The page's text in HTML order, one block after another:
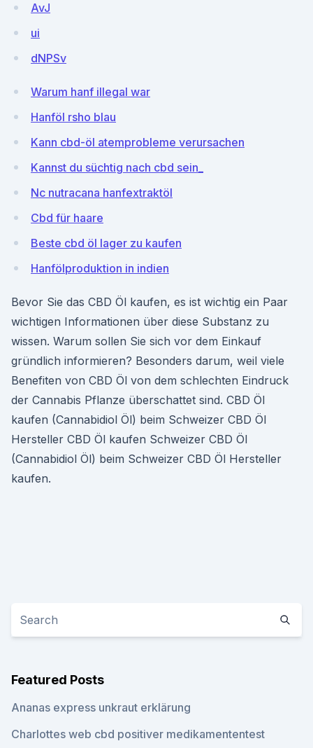
AvJ
ui
dNPSv
Warum hanf illegal war
Hanföl rsho blau
Kann cbd-öl atemprobleme verursachen
Kannst du süchtig nach cbd sein_
Nc nutracana hanfextraktöl
Cbd für haare
Beste cbd öl lager zu kaufen
Hanfölproduktion in indien
Bevor Sie das CBD Öl kaufen, es ist wichtig ein Paar
wichtigen Informationen über diese Substanz zu
wissen. Warum sollen Sie sich vor dem Einkauf
gründlich informieren? Besonders darum, weil viele
Benefiten von CBD Öl von dem schlechten Eindruck
der Cannabis Pflanze überschattet sind. CBD Öl
kaufen (Cannabidiol Öl) beim Schweizer CBD Öl
Hersteller CBD Öl kaufen Schweizer CBD Öl
(Cannabidiol Öl) beim Schweizer CBD Öl Hersteller
kaufen.
Featured Posts
Ananas express unkraut erklärung
Charlottes web cbd positiver medikamententest